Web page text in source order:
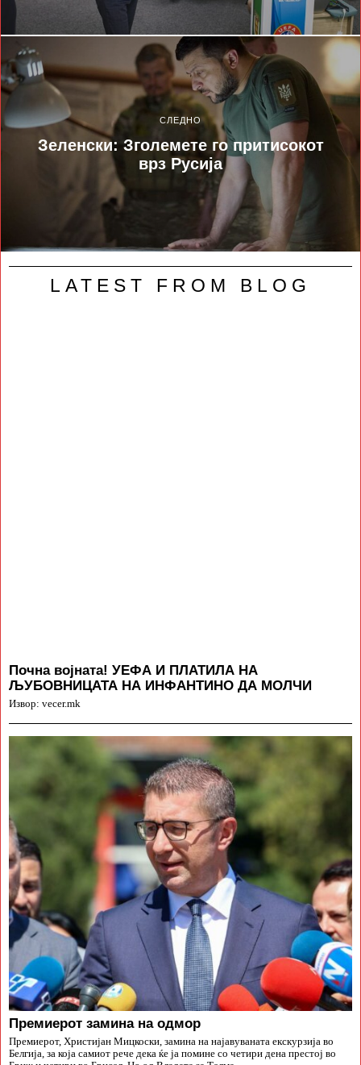
СЛЕДНО
Зеленски: Зголемете го притисокот
врз Русија
LATEST FROM BLOG
Почна војната! УЕФА И ПЛАТИЛА НА
ЉУБОВНИЦАТА НА ИНФАНТИНО ДА МОЛЧИ
Извор: vecer.mk
Премиерот замина на одмор
Премиерот, Христијан Мицкоски, замина на најавуваната екскурзија во
Белгија, за која самиот рече дека ќе ја помине со четири дена престој во